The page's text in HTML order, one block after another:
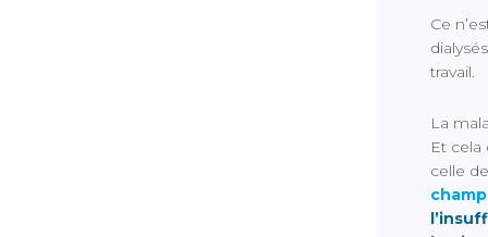
Ce
travail.
La
Et cela
celle